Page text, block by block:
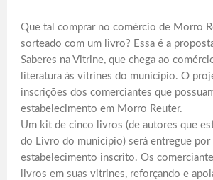
Que tal comprar no comércio de Morro
sorteado com um livro? Essa é a
Saberes na Vitrine, que chega ao
literatura às vitrines do município. O
inscrições dos comerciantes que
estabelecimento em Morro Reuter.
Um kit de cinco livros (de autores que
do Livro do município) será entregue
estabelecimento inscrito. Os
livros em suas vitrines, reforçando e